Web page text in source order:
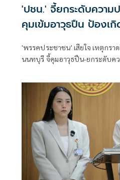
'ปชน.' จี้ยกระดับความ
คุมเข้มอาวุธปืน ป้องเกิ
'พรรคประชาชน' เสียใจ เหตุกรา
นนทบุรี จี้คุมอาวุธปืน-ยกระดับค